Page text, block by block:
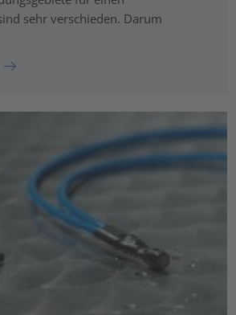
sehr verschieden. Darum